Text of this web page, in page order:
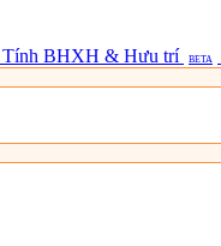
Tính BHXH & Hưu trí BETA